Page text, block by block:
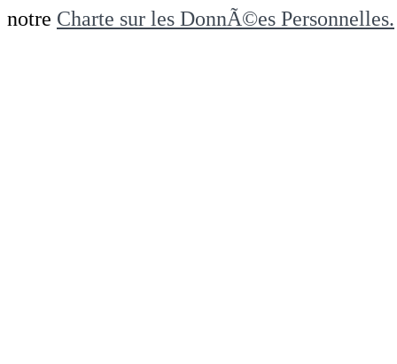
notre Charte sur les DonnÃ©es Personnelles.